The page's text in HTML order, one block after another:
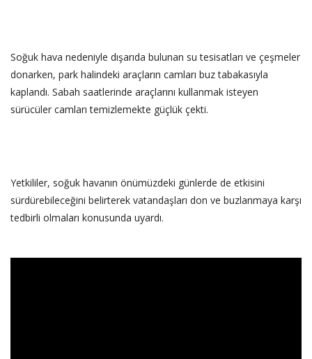
‎Soğuk hava nedeniyle dışarıda bulunan su tesisatları ve çeşmeler
donarken, park halindeki araçların camları buz tabakasıyla
kaplandı. Sabah saatlerinde araçlarını kullanmak isteyen
sürücüler camları temizlemekte güçlük çekti.
‎Yetkililer, soğuk havanın önümüzdeki günlerde de etkisini
sürdürebileceğini belirterek vatandaşları don ve buzlanmaya karşı
tedbirli olmaları konusunda uyardı.